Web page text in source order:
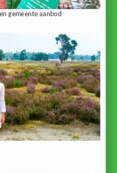
gemeente aanbod